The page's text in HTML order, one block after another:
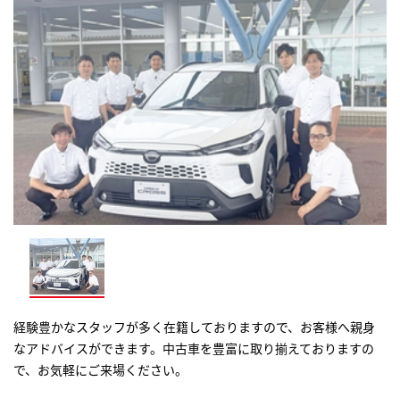
経験豊かなスタッフが多く在籍しておりますので、お客様へ親身
なアドバイスができます。中古車を豊富に取り揃えておりますの
で、お気軽にご来場ください。